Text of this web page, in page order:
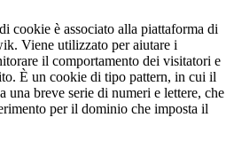
cookie è associato alla piattaforma di
Viene utilizzato per aiutare i
il comportamento dei visitatori e
È un cookie di tipo pattern, in cui il
una breve serie di numeri e lettere, che
per il dominio che imposta il